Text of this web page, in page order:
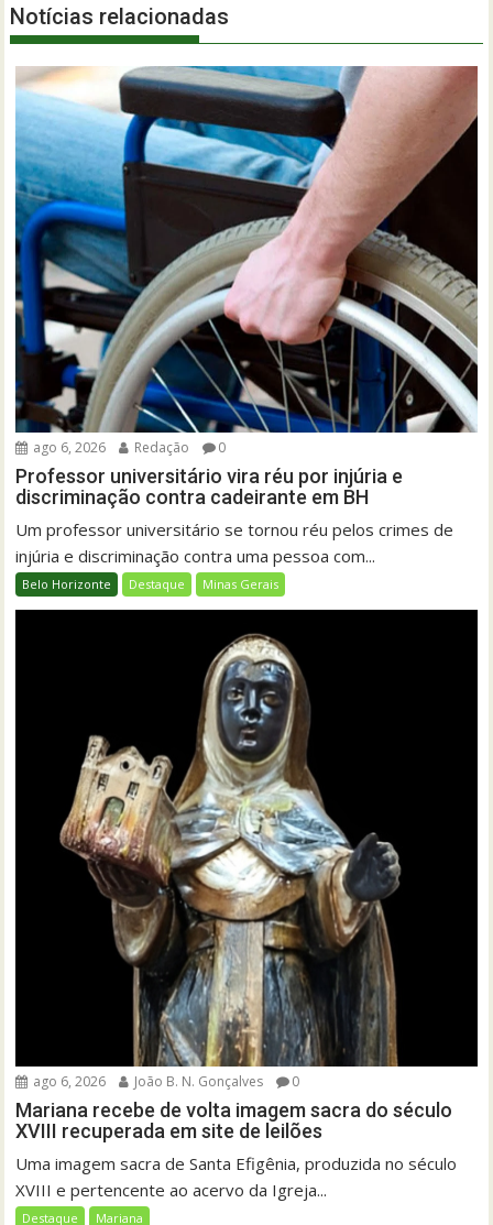
Notícias relacionadas
ago 6, 2026 Redação 0
Professor universitário vira réu por injúria e
discriminação contra cadeirante em BH
Um professor universitário se tornou réu pelos crimes de
injúria e discriminação contra uma pessoa com...
Belo Horizonte Destaque Minas Gerais
ago 6, 2026 João B. N. Gonçalves 0
Mariana recebe de volta imagem sacra do século
XVIII recuperada em site de leilões
Uma imagem sacra de Santa Efigênia, produzida no século
XVIII e pertencente ao acervo da Igreja...
Destaque Mariana